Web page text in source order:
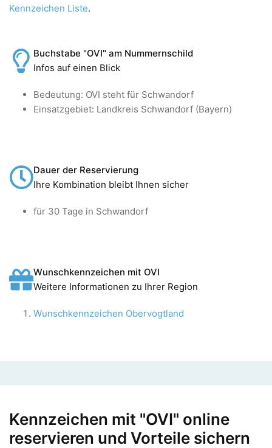
Kennzeichen Liste.
Buchstabe "OVI" am Nummernschild
Infos auf einen Blick
Bedeutung: OVI steht für Schwandorf
Einsatzgebiet: Landkreis Schwandorf (Bayern)
Dauer der Reservierung
Ihre Kombination bleibt Ihnen sicher
für 30 Tage in Schwandorf
Wunschkennzeichen mit OVI
Weitere Informationen zu Ihrer Region
Wunschkennzeichen Obervogtland
Kennzeichen mit "OVI" online
reservieren und Vorteile sichern